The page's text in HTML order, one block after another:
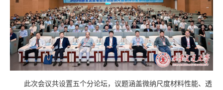
此次会议共设置五个分论坛，议题涵盖微纳尺度材料性能、透